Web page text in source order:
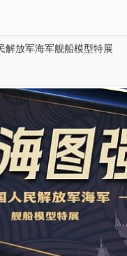
解放军海军舰船模型特展